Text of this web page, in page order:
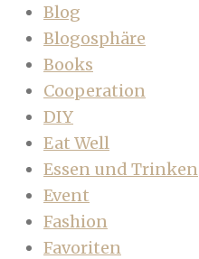
Blog
Blogosphäre
Books
Cooperation
DIY
Eat Well
Essen und Trinken
Event
Fashion
Favoriten